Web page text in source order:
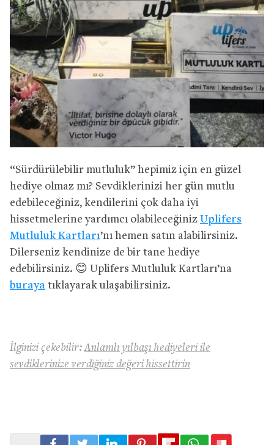
“Sürdürülebilir mutluluk” hepimiz için en güzel
hediye olmaz mı? Sevdiklerinizi her gün mutlu
edebileceğiniz, kendilerini çok daha iyi
hissetmelerine yardımcı olabileceğiniz Uplifers
Mutluluk Kartları’nı hemen satın alabilirsiniz.
Dilerseniz kendinize de bir tane hediye
edebilirsiniz. 😊 Uplifers Mutluluk Kartları’na
buraya tıklayarak ulaşabilirsiniz.
İlginizi çekebilir:Anlamlı yılbaşı hediyeleri ile
sevdiklerinize verdiğiniz değeri hissettirin